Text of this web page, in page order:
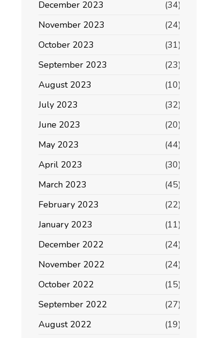
December 2023
(34)
November 2023
(24)
October 2023
(31)
September 2023
(23)
August 2023
(10)
July 2023
(32)
June 2023
(20)
May 2023
(44)
April 2023
(30)
March 2023
(45)
February 2023
(22)
January 2023
(11)
December 2022
(24)
November 2022
(24)
October 2022
(15)
September 2022
(27)
August 2022
(19)